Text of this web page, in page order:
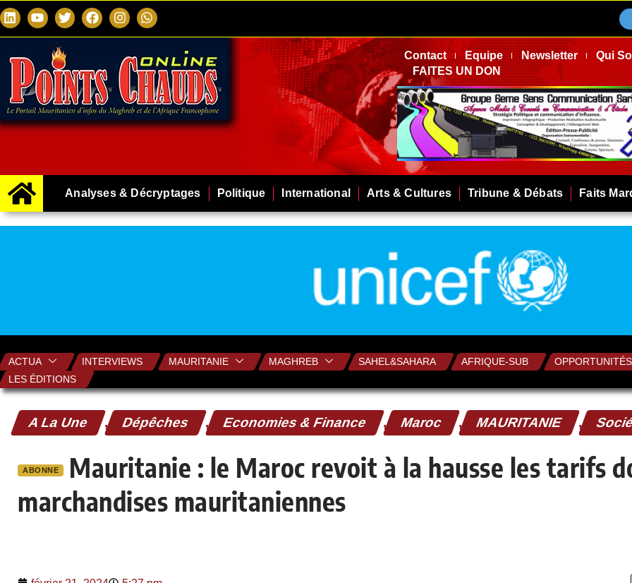
Contact Equipe Newsletter Qui
FAITES UN DON
Analyses & Décryptages Politique International Arts & Cultures Tribune & Débats Faits
ACTUA INTERVIEWS MAURITANIE MAGHREB SAHEL&SAHARA AFRIQUE-SUB
LES ÉDITIONS
A La Une , Dépêches , Economies & Finance , Maroc , MAURITANIE ,
ABONNE
Mauritanie : le Maroc revoit à la hausse les tarifs
marchandises mauritaniennes